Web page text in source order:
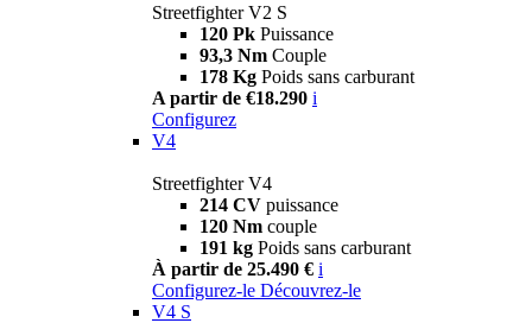
Streetfighter V2 S
120 Pk Puissance
93,3 Nm Couple
178 Kg Poids sans carburant
A partir de €18.290 i
Configurez
V4
Streetfighter V4
214 CV puissance
120 Nm couple
191 kg Poids sans carburant
À partir de 25.490 € i
Configurez-le Découvrez-le
V4 S